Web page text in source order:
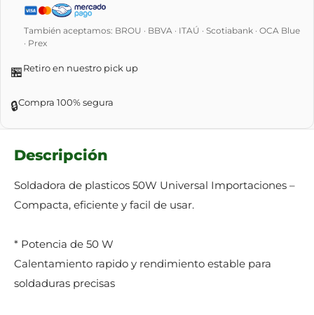
También aceptamos: BROU · BBVA · ITAÚ · Scotiabank · OCA Blue
· Prex
🏪Retiro en nuestro pick up
🔒Compra 100% segura
Descripción
Soldadora de plasticos 50W Universal Importaciones –
Compacta, eficiente y facil de usar.
* Potencia de 50 W
Calentamiento rapido y rendimiento estable para
soldaduras precisas